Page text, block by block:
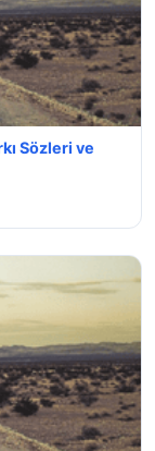
Sözleri ve